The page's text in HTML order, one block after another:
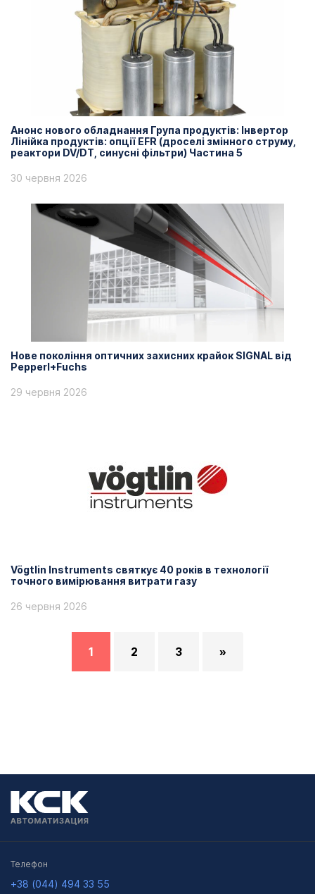
Анонс нового обладнання Група продуктів: Інвертор
Лінійка продуктів: опції EFR (дроселі змінного струму,
реактори DV/DT, синусні фільтри) Частина 5
30 червня 2026
Нове покоління оптичних захисних крайок SIGNAL від
Pepperl+Fuchs
29 червня 2026
Vögtlin Instruments святкує 40 років в технології
точного вимірювання витрати газу
26 червня 2026
1 2 3 »
Телефон
+38 (044) 494 33 55